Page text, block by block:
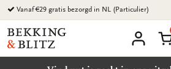
Ga
naar
content
Bekking
&
account